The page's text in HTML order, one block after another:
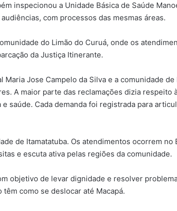
inspecionou a Unidade Básica de Saúde
com processos das mesmas áreas.
do Limão do Curuá, onde os
da Justiça Itinerante.
Maria Jose Campelo da Silva e a comunidade de
A maior parte das reclamações dizia respeito
saúde. Cada demanda foi registrada para
de Itamatatuba. Os atendimentos ocorrem no
e escuta ativa pelas regiões da comunidade.
objetivo de levar dignidade e resolver
como se deslocar até Macapá.